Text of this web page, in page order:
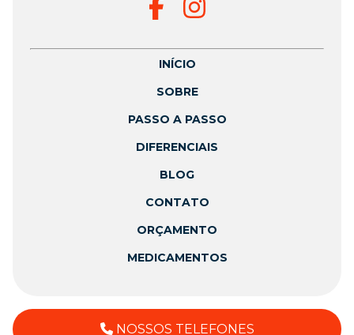
INÍCIO
SOBRE
PASSO A PASSO
DIFERENCIAIS
BLOG
CONTATO
ORÇAMENTO
MEDICAMENTOS
NOSSOS TELEFONES